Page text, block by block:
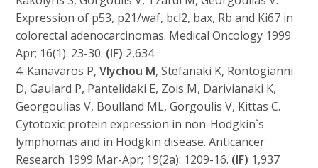
Expression of p53, p21/waf, bcl2, bax, Rb and Ki67 in
colorectal adenocarcinomas. Medical Oncology 1999
Apr; 16(1): 23-30. (IF) 2,634
4. Kanavaros P,Vlychou M, Stefanaki K, Rontogianni
D, Gaulard P, Pantelidaki E, Zois M, Darivianaki K,
Georgoulias V, Boulland ML, Gorgoulis V, Kittas C.
Cytotoxic protein expression in non-Hodgkin`s
lymphomas and in Hodgkin disease. Anticancer
Research 1999 Mar-Apr; 19(2a): 1209-16. (IF) 1,937